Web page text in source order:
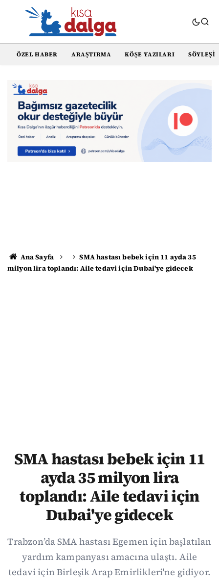
ÖZEL HABER ARAŞTIRMA KÖŞE YAZILARI SÖYLEŞI
Ana Sayfa
SMA hastası bebek için 11 ayda 35
milyon lira toplandı: Aile tedavi için Dubai'ye gidecek
SMA hastası bebek için 11
ayda 35 milyon lira
toplandı: Aile tedavi için
Dubai'ye gidecek
Trabzon’da SMA hastası Egemen için başlatılan
yardım kampanyası amacına ulaştı. Aile
tedavi için Birleşik Arap Emirlikleri'ne gidiyor.